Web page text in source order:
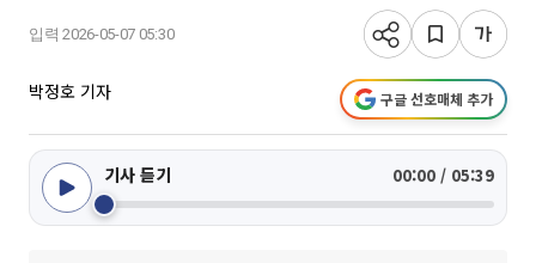
입력 2026-05-07 05:30
박정호 기자 구글 선호매체 추가
기사 듣기 00:00 / 05:39